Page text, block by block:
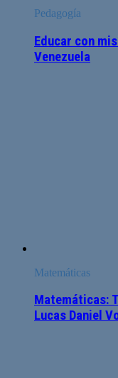
Pedagogía
Educar con
Venezuela
Matemáticas
Matemáticas:
Lucas Daniel